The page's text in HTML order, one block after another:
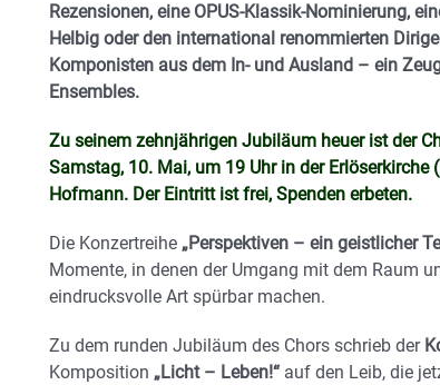
Rezensionen, eine OPUS-Klassik-Nominierung,
Helbig oder den international renommierten
Komponisten aus dem In- und Ausland – ein
Ensembles.
Zu seinem zehnjährigen Jubiläum heuer ist der
Samstag, 10. Mai, um 19 Uhr in der
Hofmann. Der Eintritt ist frei, Spenden erbeten.
Die Konzertreihe „Perspektiven – ein geistlicher
Momente, in denen der Umgang mit dem Raum
eindrucksvolle Art spürbar machen.
Zu dem runden Jubiläum des Chors schrieb der
Komposition „Licht – Leben!“ auf den Leib, die